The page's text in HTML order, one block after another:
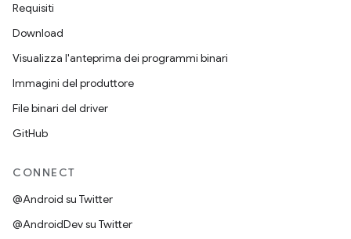
Requisiti
Download
Visualizza l'anteprima dei programmi binari
Immagini del produttore
File binari del driver
GitHub
CONNECT
@Android su Twitter
@AndroidDev su Twitter